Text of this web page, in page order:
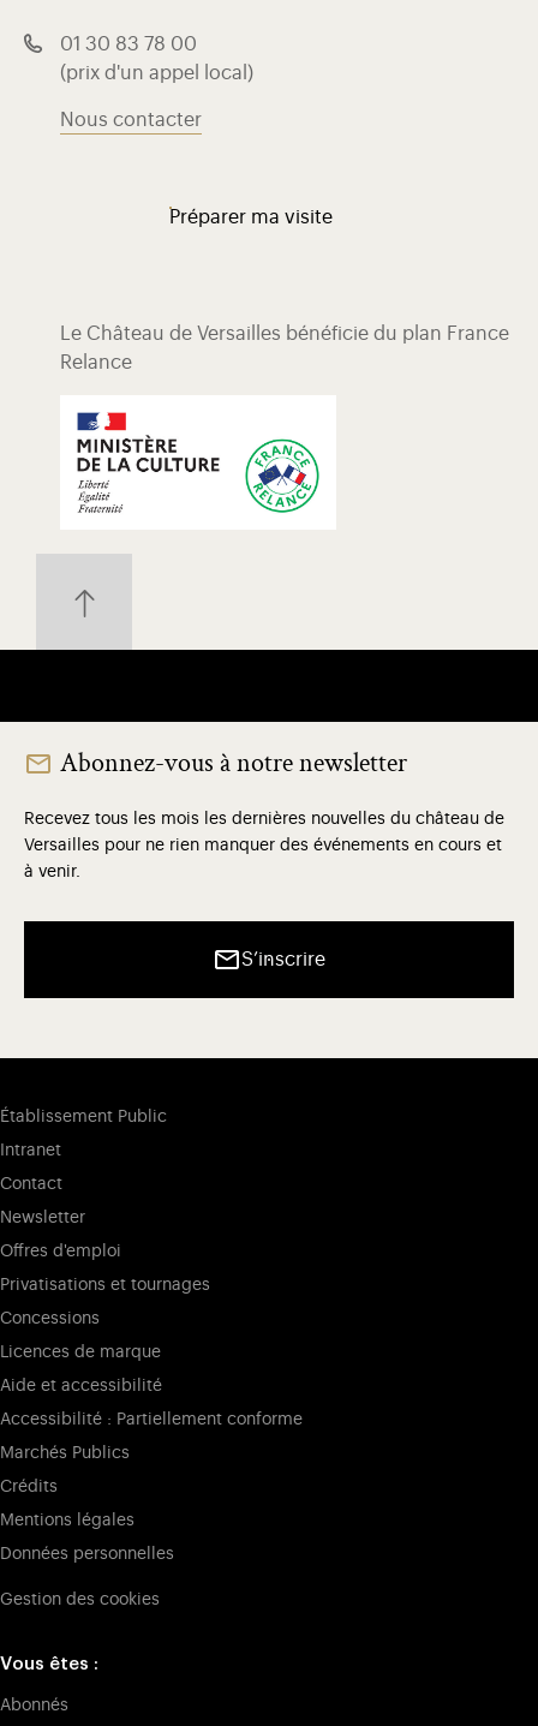
01 30 83 78 00
(prix d'un appel local)
Nous contacter
Préparer ma visite
Le Château de Versailles bénéficie du plan France
Relance
Abonnez-vous à notre newsletter
Recevez tous les mois les dernières nouvelles du château de
Versailles pour ne rien manquer des événements en cours et
à venir.
S’inscrire
Établissement Public
Intranet
Contact
Newsletter
Offres d'emploi
Privatisations et tournages
Concessions
Licences de marque
Aide et accessibilité
Accessibilité : Partiellement conforme
Marchés Publics
Crédits
Mentions légales
Données personnelles
Gestion des cookies
Vous êtes :
Abonnés